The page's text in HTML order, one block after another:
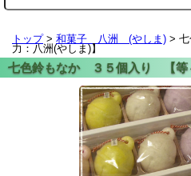
トップ> 和菓子 八洲 (やしま) >
力：八洲(やしま)】